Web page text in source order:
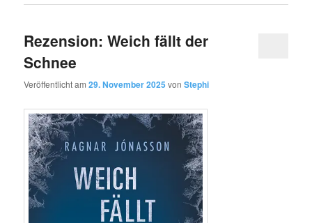
Rezension: Weich fällt der
Schnee
Veröffentlicht am29. November 2025 vonStephi